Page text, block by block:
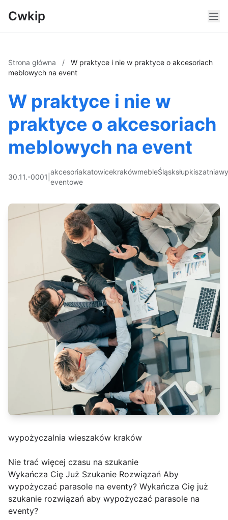
Cwkip
Strona główna /
W praktyce i nie w praktyce o akcesoriach
meblowych na event
W praktyce i nie w
praktyce o akcesoriach
meblowych na event
30.11.-0001
akcesoria
eventowe
katowicekrakówmebleŚląsksłupkiszatnia
wypożyczalnia wieszaków kraków
Nie trać więcej czasu na szukanie
Wykańcza Cię Już Szukanie Rozwiązań Aby
wypożyczać parasole na eventy? Wykańcza Cię już
szukanie rozwiązań aby wypożyczać parasole na
eventy?